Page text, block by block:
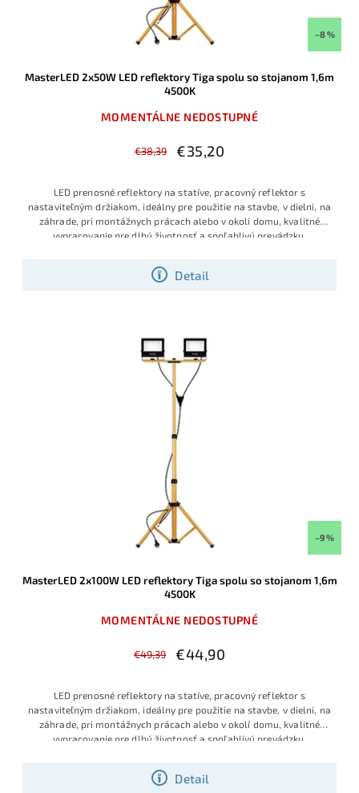
–8 %
MasterLED 2x50W LED reflektory Tiga spolu so stojanom 1,6m
4500K
MOMENTÁLNE NEDOSTUPNÉ
€38,39 €35,20
Detail
LED prenosné reflektory na statíve, pracovný reflektor s
nastaviteľným držiakom, ideálny pre použitie na stavbe, v dielni, na
záhrade, pri montážnych prácach alebo v okolí domu, kvalitné
vypracovanie pre dlhú životnosť a spoľahlivú prevádzku,
–9 %
MasterLED 2x100W LED reflektory Tiga spolu so stojanom 1,6m
4500K
MOMENTÁLNE NEDOSTUPNÉ
€49,39 €44,90
Detail
LED prenosné reflektory na statíve, pracovný reflektor s
nastaviteľným držiakom, ideálny pre použitie na stavbe, v dielni, na
záhrade, pri montážnych prácach alebo v okolí domu, kvalitné
vypracovanie pre dlhú životnosť a spoľahlivú prevádzku,